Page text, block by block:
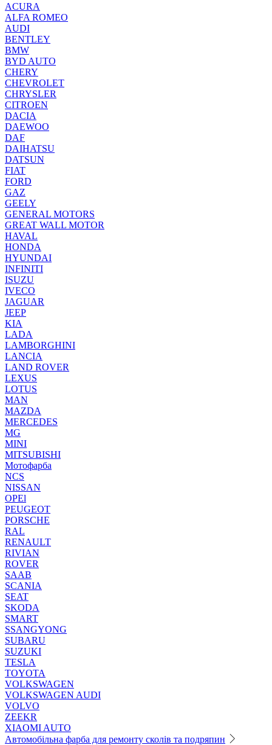
ACURA
ALFA ROMEO
AUDI
BENTLEY
BMW
BYD AUTO
CHERY
CHEVROLET
CHRYSLER
CITROEN
DACIA
DAEWOO
DAF
DAIHATSU
DATSUN
FIAT
FORD
GAZ
GEELY
GENERAL MOTORS
GREAT WALL MOTOR
HAVAL
HONDA
HYUNDAI
INFINITI
ISUZU
IVECO
JAGUAR
JEEP
KIA
LADA
LAMBORGHINI
LANCIA
LAND ROVER
LEXUS
LOTUS
MAN
MAZDA
MERCEDES
MG
MINI
MITSUBISHI
Мотофарба
NCS
NISSAN
OPEl
PEUGEOT
PORSCHE
RAL
RENAULT
RIVIAN
ROVER
SAAB
SCANIA
SEAT
SKODA
SMART
SSANGYONG
SUBARU
SUZUKI
TESLA
TOYOTA
VOLKSWAGEN
VOLKSWAGEN AUDI
VOLVO
ZEEKR
XIAOMI AUTO
Автомобільна фарба для ремонту сколів та подряпин